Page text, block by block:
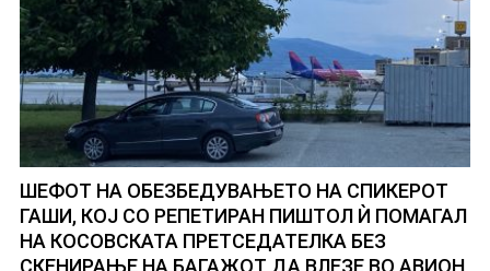
ШЕФОТ НА ОБЕЗБЕДУВАЊЕТО НА СПИКЕРОТ
ГАШИ, КОЈ СО РЕПЕТИРАН ПИШТОЛ Ѝ ПОМАГАЛ
НА КОСОВСКАТА ПРЕТСЕДАТЕЛКА БЕЗ
СКЕНИРАЊЕ НА БАГАЖОТ ДА ВЛЕЗЕ ВО АВИОН